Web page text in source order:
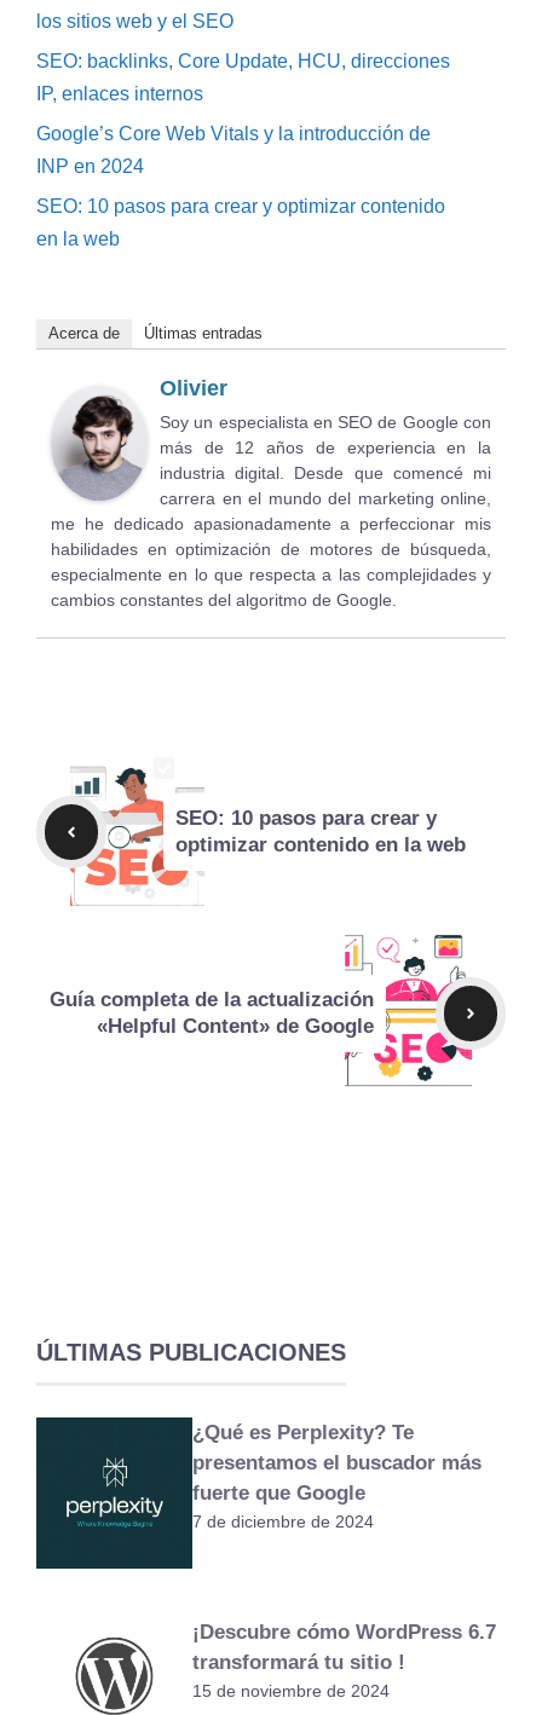
los sitios web y el SEO
SEO: backlinks, Core Update, HCU, direcciones
IP, enlaces internos
Google’s Core Web Vitals y la introducción de
INP en 2024
SEO: 10 pasos para crear y optimizar contenido
en la web
Acerca de Últimas entradas
Olivier
Soy un especialista en SEO de Google con
más de 12 años de experiencia en la
industria digital. Desde que comencé mi
carrera en el mundo del marketing online,
me he dedicado apasionadamente a perfeccionar mis
habilidades en optimización de motores de búsqueda,
especialmente en lo que respecta a las complejidades y
cambios constantes del algoritmo de Google.
SEO: 10 pasos para crear y
optimizar contenido en la web
Guía completa de la actualización
«Helpful Content» de Google
ÚLTIMAS PUBLICACIONES
¿Qué es Perplexity? Te
presentamos el buscador más
fuerte que Google
7 de diciembre de 2024
¡Descubre cómo WordPress 6.7
transformará tu sitio !
15 de noviembre de 2024